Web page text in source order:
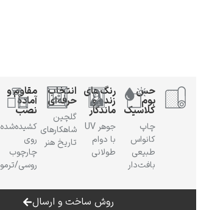
حس
بوم
کلاسیک
چاپ
کانواس
طبیعی
بافت‌دار
رنگ‌های
زنده و
ماندگار
جوهر UV
با دوام
طولانی
انتخاب
حرفه‌ای
گلچین
شاهکارهای
تاریخ هنر
مقاوم و
آمادهٔ
نصب
کشیده‌شده
روی
چارچوب
روسی/ترمو
روش ساخت و ارسال